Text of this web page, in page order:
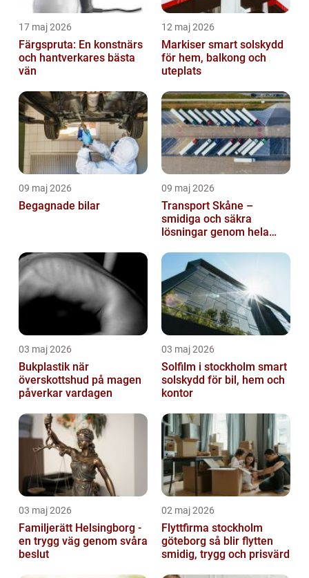
17 maj 2026
Färgspruta: En konstnärs
och hantverkares bästa
vän
12 maj 2026
Markiser smart solskydd
för hem, balkong och
uteplats
09 maj 2026
Begagnade bilar
09 maj 2026
Transport Skåne –
smidiga och säkra
lösningar genom hela
03 maj 2026
Bukplastik när
överskottshud på magen
påverkar vardagen
03 maj 2026
Solfilm i stockholm smart
solskydd för bil, hem och
kontor
03 maj 2026
Familjerätt Helsingborg -
en trygg väg genom svåra
beslut
02 maj 2026
Flyttfirma stockholm
göteborg så blir flytten
smidig, trygg och prisvärd